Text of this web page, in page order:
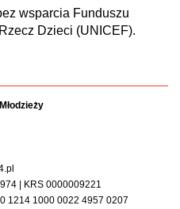
wsparcia Funduszu
Dzieci (UNICEF).
| KRS 0000009221
1214 1000 0022 4957 0207